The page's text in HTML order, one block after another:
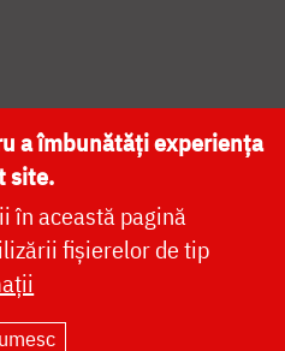
NAȚIONALĂ
DOXOLOGIA MEDIA
a îmbunătăți experiența
site.
în această pagină
fișierelor de tip